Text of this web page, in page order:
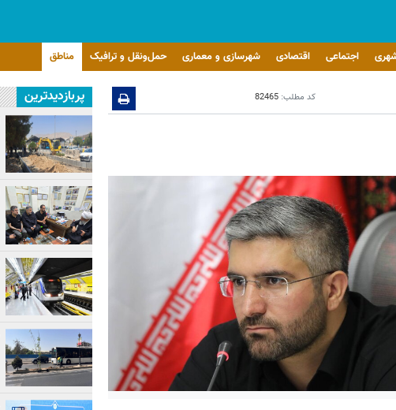
اجتماعی اقتصادی شهرسازی و معماری حمل‌ونقل و ترافیک مناطق
کد مطلب: 82465 پربازدیدترین